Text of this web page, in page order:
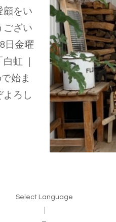
顧をい
ござい
日金曜
虹 ｜
始ま
よろし
Select Language